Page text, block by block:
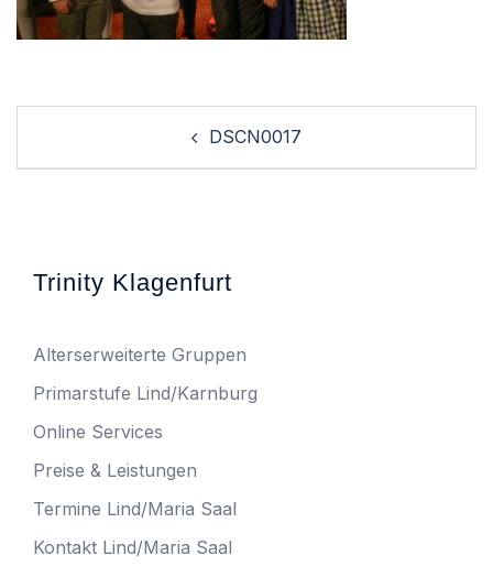
DSCN0017
Trinity Klagenfurt
Alterserweiterte Gruppen
Primarstufe Lind/Karnburg
Online Services
Preise & Leistungen
Termine Lind/Maria Saal
Kontakt Lind/Maria Saal